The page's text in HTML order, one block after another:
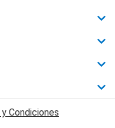
Condiciones